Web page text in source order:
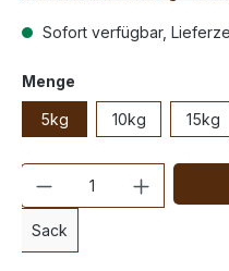
Sofort verfügbar,
Menge
5kg 10kg 15kg
Anzahl
Sack